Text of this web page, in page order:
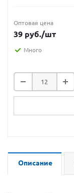
Оптовая цена
39 руб./шт
Много
Описание